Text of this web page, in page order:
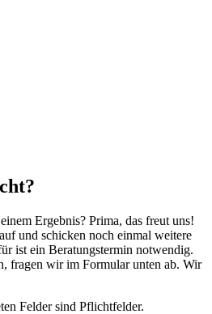
Ergebnis? Prima, das freut uns!
und schicken noch einmal weitere
ist ein Beratungstermin notwendig.
fragen wir im Formular unten ab. Wir
Felder sind Pflichtfelder.